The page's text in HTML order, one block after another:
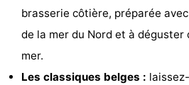
brasserie côtière, préparée
de la mer du Nord et à déguster
mer.
Les classiques belges :